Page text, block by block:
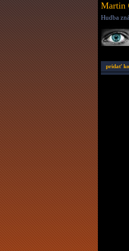
Martin
Hudba
pridať